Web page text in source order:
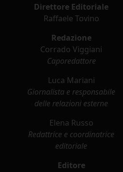
Direttore Editoriale
Raffaele Tovino
Redazione
Corrado Viggiani
Caporedattore
Luca Mariani
Giornalista e responsabile
delle relazioni esterne
Elena Russo
Redattrice e coordinatrice
editoriale
Editore